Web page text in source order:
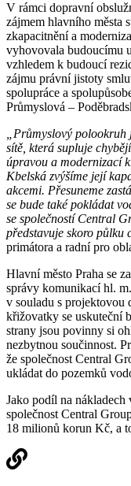
V rámci dopravní
zájmem hlavního města
zkapacitnění a
vyhovovala budoucímu
vzhledem k budoucí
zájmu právní jistoty
spolupráce a
Průmyslová –
„Průmyslový polookruh
sítě, která supluje
úpravou a modernizací
Kbelská zvýšíme její
akcemi. Přesuneme
se bude také pokládat
se společností Central
představuje skoro půlku
primátora a radní pro
Hlavní město Praha se
správy komunikací hl.
v souladu s projektovou
křižovatky se uskuteční
strany jsou povinny si
nezbytnou součinnost.
že společnost Central
ukládat do pozemků
Jako podíl na nákladech
společnost Central
18 milionů korun Kč, a